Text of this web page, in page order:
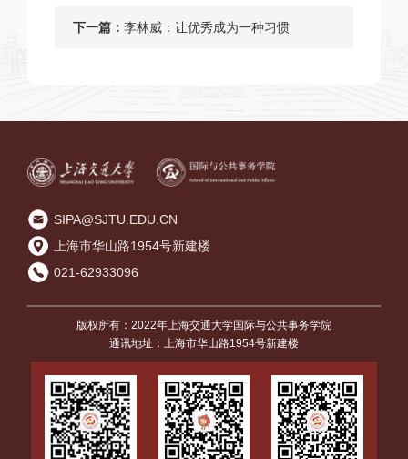
下一篇： 李林威：让优秀成为一种习惯
SIPA@SJTU.EDU.CN
上海市华山路1954号新建楼
021-62933096
版权所有：2022年上海交通大学国际与公共事务学院
通讯地址：上海市华山路1954号新建楼